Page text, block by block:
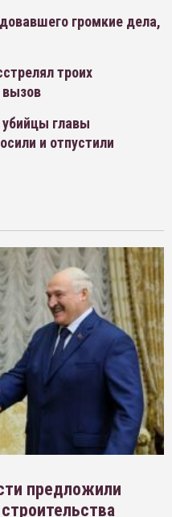
громкие дела,
троих
вызов
главы
и отпустили
предложили